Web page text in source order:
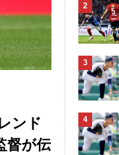
ンド
督が伝